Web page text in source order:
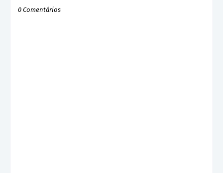
0 Comentários